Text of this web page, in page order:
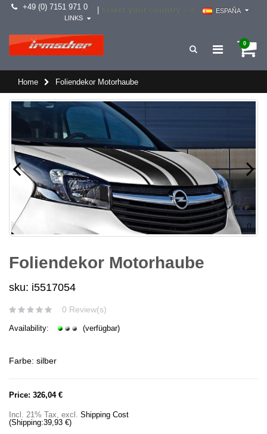
+49 (0) 7151 971 0
ESPAÑA
LINKS
0
Home Foliendekor Motorhaube
Foliendekor Motorhaube
sku: i5517054
0 Review(s)
Availability: (verfügbar)
Farbe: silber
Price: 326,04 €
Incl. 21% Tax, excl. Shipping Cost
(Shipping:39,93 €)